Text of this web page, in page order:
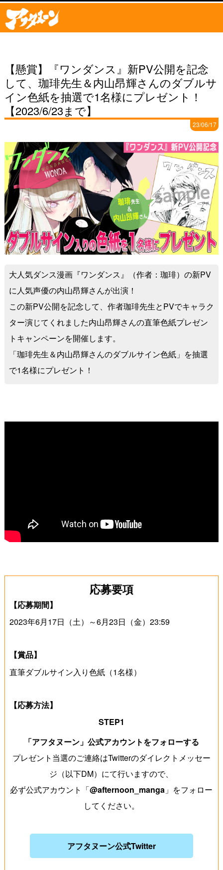
【懸賞】『ワンダンス』新PV公開を記念
して、珈琲先生＆内山昂輝さんのダブルサ
イン色紙を抽選で1名様にプレゼント！
【2023/6/23まで】
23/06/17
大人気ダンス漫画『ワンダンス』（作者：珈琲）の新PV
に人気声優の内山昂輝さんが出演！
この新PV公開を記念して、作者珈琲先生とPVでキャラク
ター演じてくれました内山昂輝さんの直筆色紙プレゼン
トキャンペーンを開催します。
「珈琲先生＆内山昂輝さんのダブルサイン色紙」を抽選
で1名様にプレゼント！
応募要項
【応募期間】
2023年6月17日（土）～6月23日（金）23:59
【賞品】
直筆ダブルサイン入り色紙（1名様）
【応募方法】
STEP1
「アフタヌーン」公式アカウントをフォローする
プレゼント当選のご連絡はTwitterのダイレクトメッセー
ジ（以下DM）にて行いますので、
必ず公式アカウント「@afternoon_manga 」をフォロー
してください。
アフタヌーン公式Twitter